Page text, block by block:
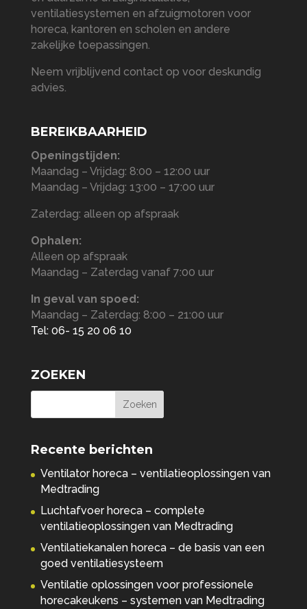
ventilatiesystemen en afzuigmotoren voor
horeca, kantoren en scholen en andere
zakelijke toepassingen.
Neem vrijblijvend contact op voor deskundig
advies.
BEREIKBAARHEID
Openingstijden:
Maandag – Vrijdag: 8:00 – 12:00 uur
Maandag – Vrijdag: 13:00 – 17:00 uur
Zaterdag: alleen op afspraak
Ophalen:
Alleen op afspraak
Maandag – Zaterdag vanaf 7:00 uur
In geval van spoed:
Maandag – Zaterdag: 8:00 – 21:00 uur
Tel: 06- 15 20 06 10
ZOEKEN
Recente berichten
Ventilator horeca – ventilatieoplossingen van
Medtrading
Luchtafvoer horeca – complete
ventilatieoplossingen van Medtrading
Ventilatiekanalen horeca – de basis van een
goed ventilatiesysteem
Ventilatie oplossingen voor professionele
horecakeukens – systemen van Medtrading